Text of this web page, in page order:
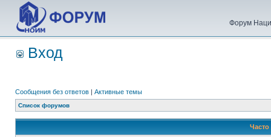
Форум
Вход
Сообщения без ответов | Активные темы
Список форумов